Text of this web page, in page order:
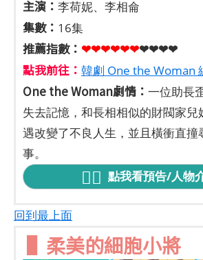
主演： 李荷妮、李相侖
集數： 16集
推薦指數： ❤❤❤❤❤❤❤❤❤❤
點我前往： 韓劇 One the Woman
One the Woman劇情： 一位助長
失去記憶，和長相相似的財閥家兒
遇改變了不良人生，並且橫衝直撞
事。
點我看預告/人物
回到最上面
▌柔美的細胞小將